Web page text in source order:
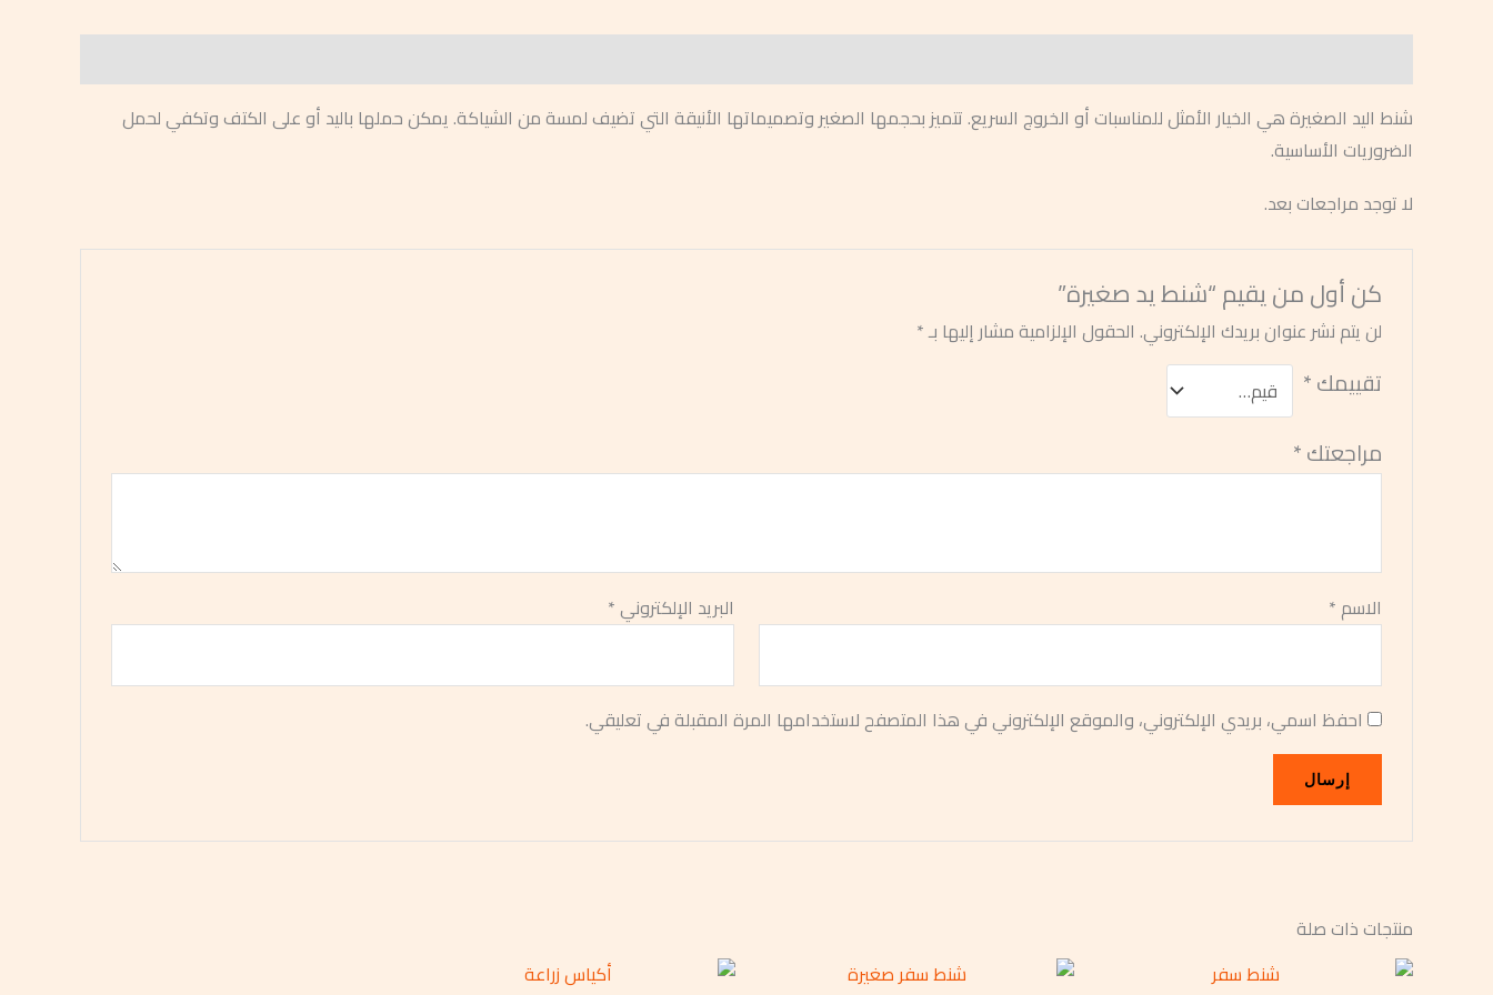
شنط اليد الصغيرة هي الخيار الأمثل للمناسبات أو الخروج السريع. تتميز بحجمها الصغير وتصميماتها الأنيقة التي تضيف لمسة من الشياكة. يمكن حملها باليد أو على الكتف وتكفي لحمل
الضروريات الأساسية.
لا توجد مراجعات بعد.
كن أول من يقيم “شنط يد صغيرة”
لن يتم نشر عنوان بريدك الإلكتروني. الحقول الإلزامية مشار إليها بـ*
تقييمك*
مراجعتك*
الاسم * البريد الإلكتروني*
احفظ اسمي، بريدي الإلكتروني، والموقع الإلكتروني في هذا المتصفح لاستخدامها المرة المقبلة في تعليقي.
منتجات ذات صلة